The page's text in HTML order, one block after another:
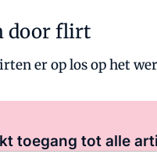
door flirt
er op los op het
toegang tot alle